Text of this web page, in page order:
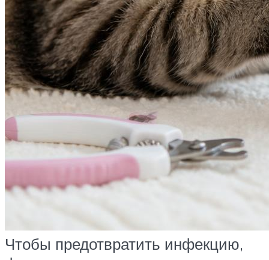
Чтобы предотвратить инфекцию,